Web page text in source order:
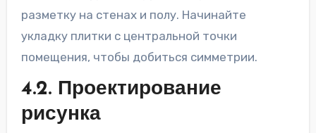
разметку на стенах и полу. Начинайте
укладку плитки с центральной точки
помещения, чтобы добиться симметрии.
4.2. Проектирование
рисунка